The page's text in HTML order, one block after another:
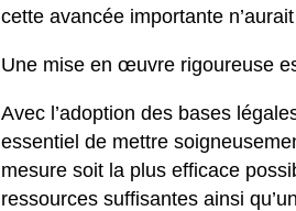
cette avancée importante
Une mise en œuvre rigoureuse
Avec l’adoption des bases
essentiel de mettre
mesure soit la plus efficace
ressources suffisantes ainsi